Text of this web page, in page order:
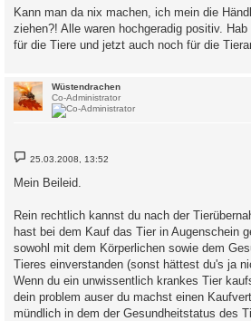
Kann man da nix machen, ich mein die
ziehen?! Alle waren hochgeradig positiv.
für die Tiere und jetzt auch noch für die
Wüstendrachen
Co-Administrator
B
e
t
a
g
25.03.2008, 13:52
Mein Beileid.
Rein rechtlich kannst du nach der
hast bei dem Kauf das Tier in Augenschein
sowohl mit dem Körperlichen sowie dem
Tieres einverstanden (sonst hättest du's ja
Wenn du ein unwissentlich krankes Tier
dein problem auser du machst einen
mündlich in dem der Gesundheitstatus des